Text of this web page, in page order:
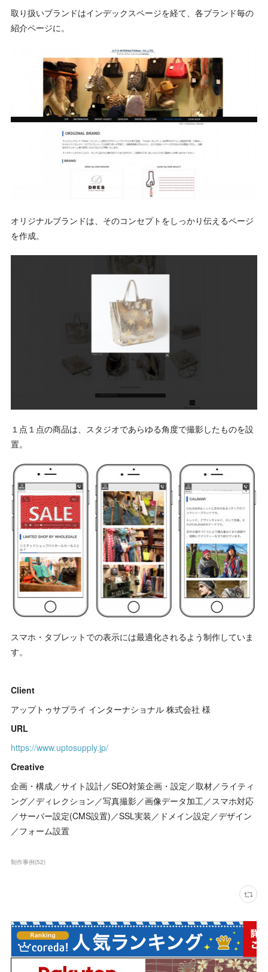
取り扱いブランドはインデックスページを経て、各ブランド毎の
紹介ページに。
オリジナルブランドは、そのコンセプトをしっかり伝えるページ
を作成。
１点１点の商品は、スタジオであらゆる角度で撮影したものを設
置。
スマホ・タブレットでの表示には最適化されるよう制作していま
す。
Client
アップトゥサプライ インターナショナル 株式会社 様
URL
https://www.uptosupply.jp/
Creative
企画・構成／サイト設計／SEO対策企画・設定／取材／ライティ
ング／ディレクション／写真撮影／画像データ加工／スマホ対応
／サーバー設定(CMS設置)／SSL実装／ドメイン設定／デザイン
／フォーム設置
制作事例(52)